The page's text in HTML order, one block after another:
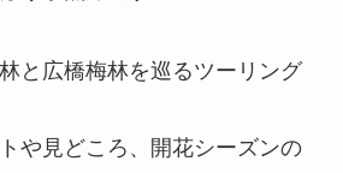
と広橋梅林を巡るツーリング
や見どころ、開花シーズンの